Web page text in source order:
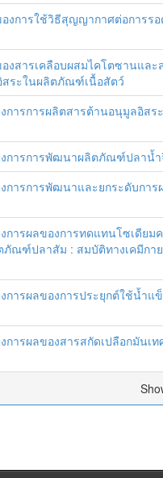
การใช้วิธีสุญญากาศต่อการร
สารเคลือบผสมไคโตซานและ
ระในผลิตภัณฑ์เนื้อสัตว์
ารการผลิตสารต้านอนุมูลอิสร
การการพัฒนาผลิตภัณฑ์ปลาน้
ารการพัฒนาและยกระดับการ
ารผลของการทดแทนโซเดียม
ภัณฑ์ปลาสัม : สมบัติทางเคมีกา
ารผลของการประยุกต์ใช้น้ำแ
ารผลของสารสกัดเปลือกมันเ